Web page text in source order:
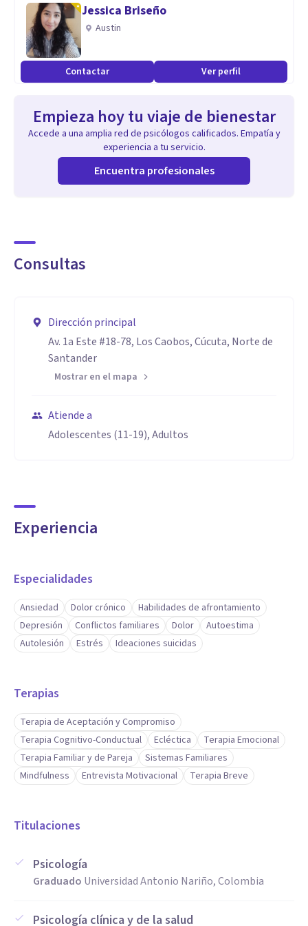
adolescentes, adultos, parejas y familias.
Jessica Briseño
Austin
Contactar Ver perfil
Empieza hoy tu viaje de bienestar
Accede a una amplia red de psicólogos calificados. Empatía y
experiencia a tu servicio.
Encuentra profesionales
Consultas
Dirección principal
Av. 1a Este #18-78, Los Caobos, Cúcuta, Norte de
Santander
Mostrar en el mapa
Atiende a
Adolescentes (11-19), Adultos
Experiencia
Especialidades
Ansiedad Dolor crónico
Habilidades de afrontamiento
Depresión
Conflictos familiares Dolor
Autoestima
Autolesión
Estrés Ideaciones suicidas
Terapias
Terapia de Aceptación y Compromiso
Terapia Cognitivo-Conductual
Ecléctica
Terapia Emocional
Terapia Familiar y de Pareja
Sistemas Familiares
Mindfulness
Entrevista Motivacional Terapia Breve
Titulaciones
Psicología
Graduado Universidad Antonio Nariño, Colombia
Psicología clínica y de la salud